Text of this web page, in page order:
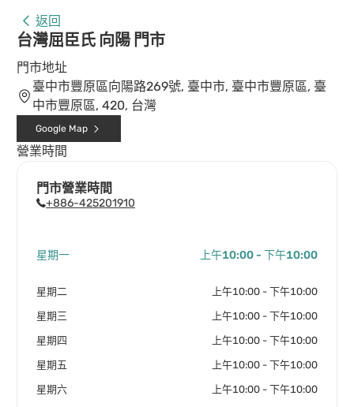
返回
台灣屈臣氏 向陽 門市
門市地址
臺中市豐原區向陽路269號, 臺中市, 臺中市豐原區, 臺
中市豐原區, 420, 台灣
Google Map
營業時間
門市營業時間
+886-425201910
星期一 上午10:00 - 下午10:00
星期二 上午10:00 - 下午10:00
星期三 上午10:00 - 下午10:00
星期四 上午10:00 - 下午10:00
星期五 上午10:00 - 下午10:00
星期六 上午10:00 - 下午10:00